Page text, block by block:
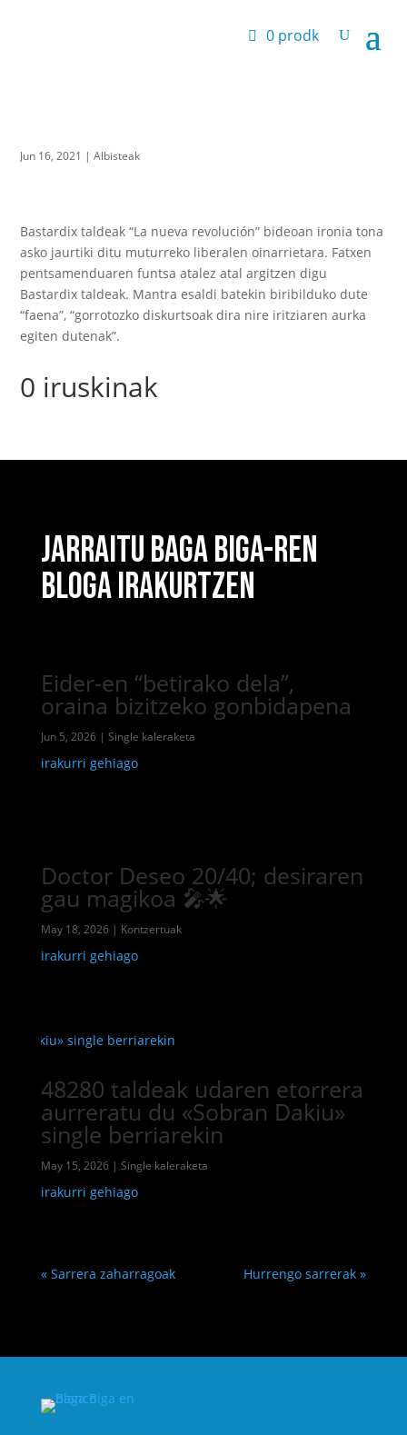
0 prodk
Jun 16, 2021 |Albisteak
Bastardix taldeak “La nueva revolución” bideoan ironia tona
asko jaurtiki ditu muturreko liberalen oinarrietara. Fatxen
pentsamenduaren funtsa atalez atal argitzen digu
Bastardix taldeak. Mantra esaldi batekin biribilduko dute
“faena”, “gorrotozko diskurtsoak dira nire iritziaren aurka
egiten dutenak”.
0 iruskinak
JARRAITU BAGA BIGA-REN
BLOGA IRAKURTZEN
Eider-en “betirako dela”,
oraina bizitzeko gonbidapena
Jun 5, 2026 | Single kaleraketa
irakurri gehiago
Doctor Deseo 20/40; desiraren
gau magikoa 🎤🌟
May 18, 2026 | Kontzertuak
irakurri gehiago
48280 taldeak udaren etorrera
aurreratu du «Sobran Dakiu»
single berriarekin
May 15, 2026 | Single kaleraketa
irakurri gehiago
« Sarrera zaharragoak Hurrengo sarrerak »